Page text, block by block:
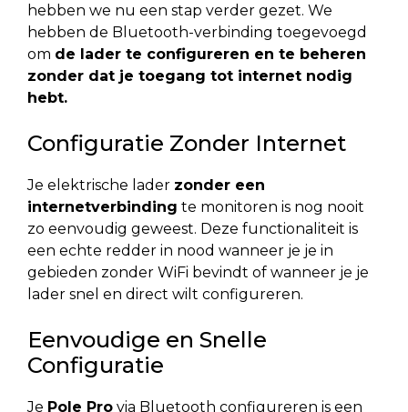
hebben we nu een stap verder gezet. We
hebben de Bluetooth-verbinding toegevoegd
om de lader te configureren en te beheren
zonder dat je toegang tot internet nodig
hebt.
Configuratie Zonder Internet
Je elektrische lader zonder een
internetverbinding te monitoren is nog nooit
zo eenvoudig geweest. Deze functionaliteit is
een echte redder in nood wanneer je je in
gebieden zonder WiFi bevindt of wanneer je je
lader snel en direct wilt configureren.
Eenvoudige en Snelle
Configuratie
Je Pole Pro via Bluetooth configureren is een